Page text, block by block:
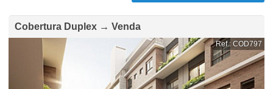
Cobertura Duplex → Venda
Ref.: COD797